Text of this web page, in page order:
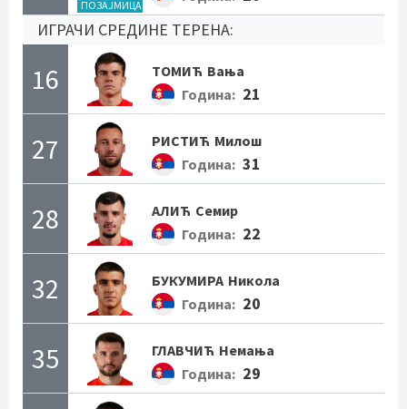
ПОЗАЈМИЦА
ИГРАЧИ СРЕДИНЕ ТЕРЕНА:
16 ТОМИЋ Вања
Година: 21
27 РИСТИЋ Милош
Година: 31
28 АЛИЋ Семир
Година: 22
32 БУКУМИРА Никола
Година: 20
35 ГЛАВЧИЋ Немања
Година: 29